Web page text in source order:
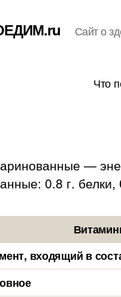
Сайт о
Что
—
0.8 г.
входящий в